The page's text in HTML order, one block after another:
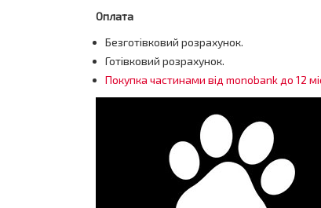
Оплата
Безготівковий розрахунок.
Готівковий розрахунок.
Покупка частинами від monobank до 12